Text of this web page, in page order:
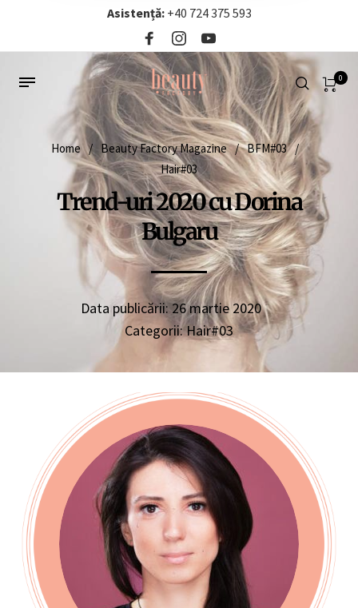
Asistență: +40 724 375 593‬
0
Home / Beauty Factory Magazine / BFM#03 /
Hair#03
Trend-uri 2020 cu Dorina
Bulgaru
Data publicării:26 martie 2020
Categorii:Hair#03